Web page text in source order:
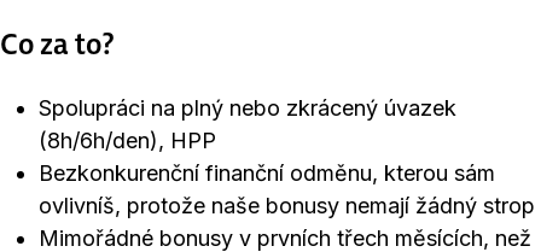
Co za to?
Spolupráci na plný nebo zkrácený úvazek
(8h/6h/den), HPP
Bezkonkurenční finanční odměnu, kterou sám
ovlivníš, protože naše bonusy nemají žádný strop
Mimořádné bonusy v prvních třech měsících, než